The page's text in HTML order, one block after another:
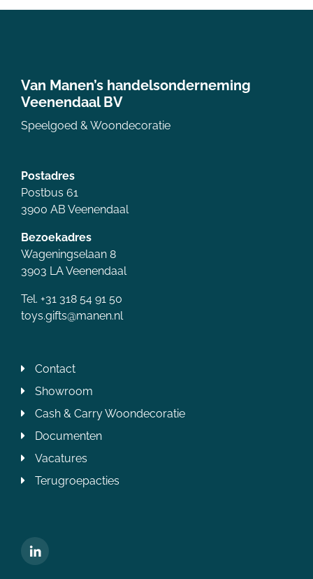
Van Manen’s handelsonderneming
Veenendaal BV
Speelgoed & Woondecoratie
Postadres
Postbus 61
3900 AB Veenendaal
Bezoekadres
Wageningselaan 8
3903 LA Veenendaal
Tel. +31 318 54 91 50
toys.gifts@manen.nl
Contact
Showroom
Cash & Carry Woondecoratie
Documenten
Vacatures
Terugroepacties